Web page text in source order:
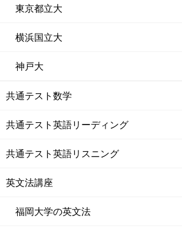
東京都立大
横浜国立大
神戸大
共通テスト数学
共通テスト英語リーディング
共通テスト英語リスニング
英文法講座
福岡大学の英文法